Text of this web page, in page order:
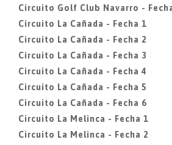
Circuito Golf Club Navarro -
Circuito La Cañada - Fecha 1
Circuito La Cañada - Fecha 2
Circuito La Cañada - Fecha 3
Circuito La Cañada - Fecha 4
Circuito La Cañada - Fecha 5
Circuito La Cañada - Fecha 6
Circuito La Melinca - Fecha 1
Circuito La Melinca - Fecha 2